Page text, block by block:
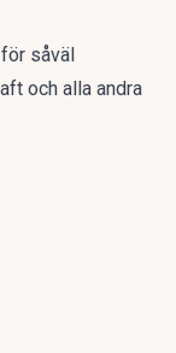
såväl
och alla andra